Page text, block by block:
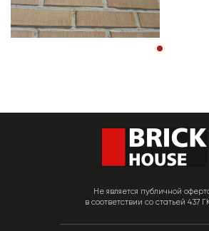
Не является публичной
в соответствии со статьей 437